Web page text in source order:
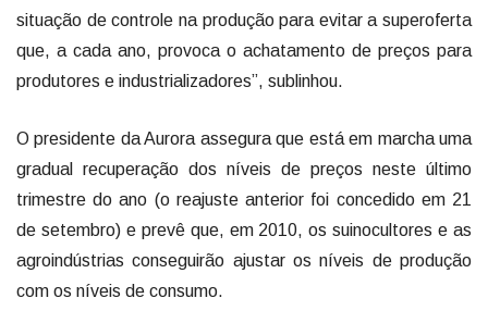
situação de controle na produção para evitar a superoferta
que, a cada ano, provoca o achatamento de preços para
produtores e industrializadores”, sublinhou.
O presidente da Aurora assegura que está em marcha uma
gradual recuperação dos níveis de preços neste último
trimestre do ano (o reajuste anterior foi concedido em 21
de setembro) e prevê que, em 2010, os suinocultores e as
agroindústrias conseguirão ajustar os níveis de produção
com os níveis de consumo.